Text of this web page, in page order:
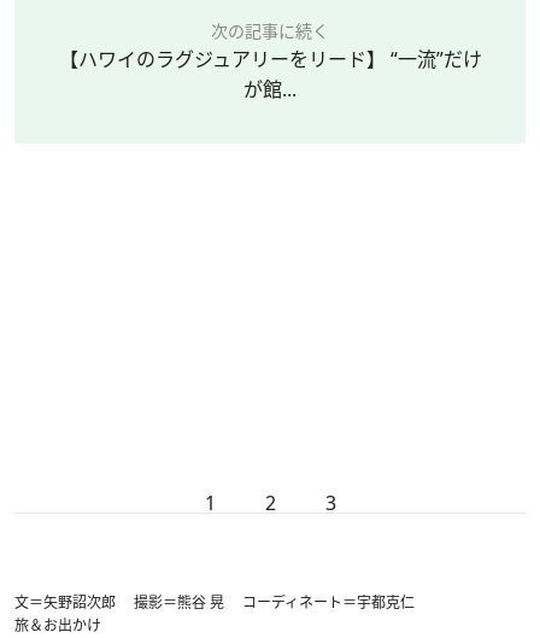
次の記事に続く
【ハワイのラグジュアリーをリード】 “一流”だけ
が館...
1 2 3
文＝矢野詔次郎 撮影＝熊谷 晃 コーディネート＝宇都克仁
旅＆お出かけ